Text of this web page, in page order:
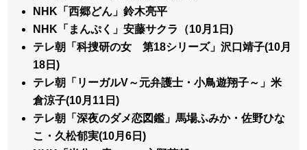
NHK「西郷どん」鈴木亮平
NHK「まんぷく」安藤サクラ（10月1日)
テレ朝「科捜研の女 第18シリーズ」沢口靖子(10月
18日)
テレ朝「リーガルV～元弁護士・小鳥遊翔子～」米
倉涼子(10月11日)
テレ朝「深夜のダメ恋図鑑」馬場ふみか・佐野ひな
こ・久松郁実(10月6日)